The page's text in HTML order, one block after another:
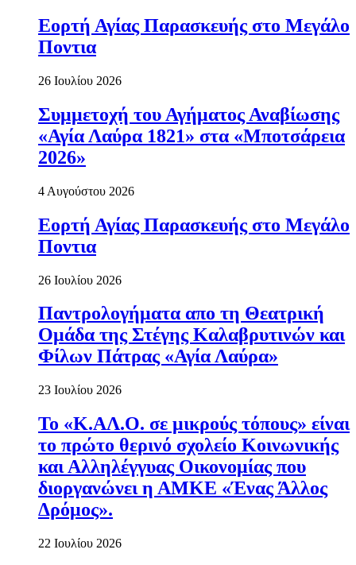
Εορτή Αγίας Παρασκευής στο Μεγάλο
Ποντια
26 Ιουλίου 2026
Συμμετοχή του Αγήματος Αναβίωσης
«Αγία Λαύρα 1821» στα «Μποτσάρεια
2026»
4 Αυγούστου 2026
Εορτή Αγίας Παρασκευής στο Μεγάλο
Ποντια
26 Ιουλίου 2026
Παντρολογήματα απο τη Θεατρική
Ομάδα της Στέγης Καλαβρυτινών και
Φίλων Πάτρας «Αγία Λαύρα»
23 Ιουλίου 2026
Το «Κ.ΑΛ.Ο. σε μικρούς τόπους» είναι
το πρώτο θερινό σχολείο Κοινωνικής
και Αλληλέγγυας Οικονομίας που
διοργανώνει η ΑΜΚΕ «Ένας Άλλος
Δρόμος».
22 Ιουλίου 2026